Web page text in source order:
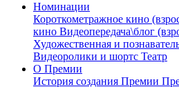
Номинации
Короткометражное кино
кино Видеопередача\блог
Художественная и
Видеоролики и шортс Театр
О Премии
История создания Премии